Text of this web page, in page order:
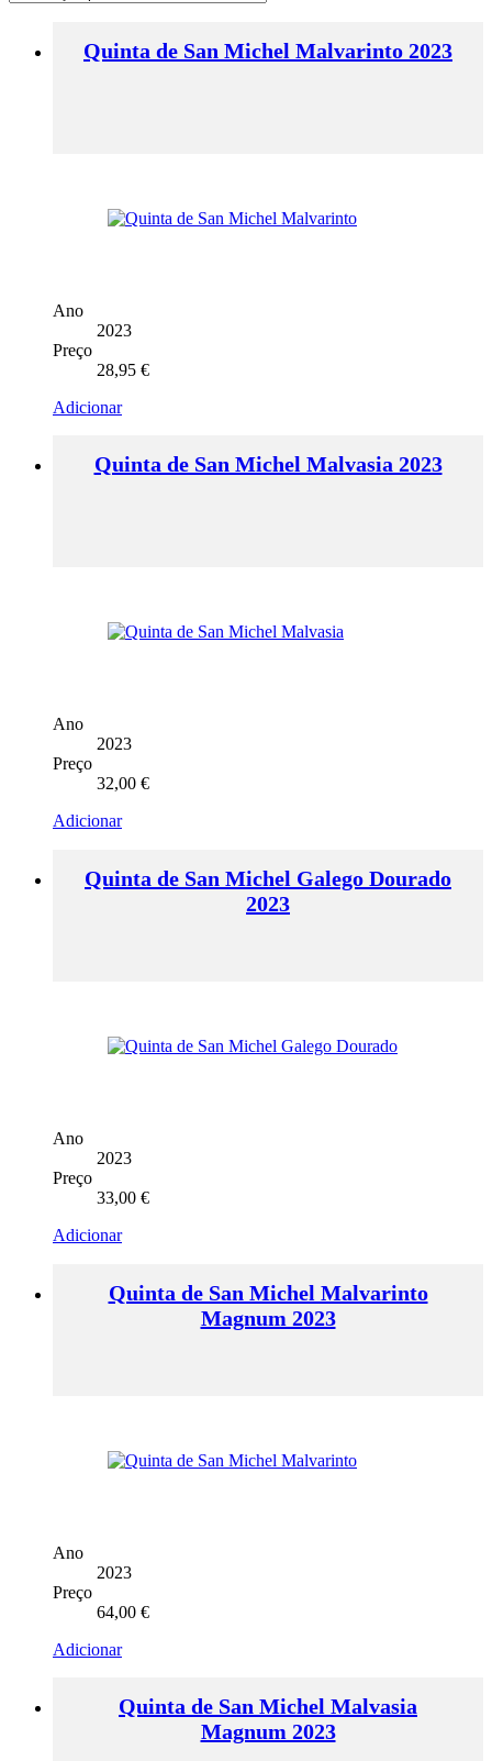
Quinta de San Michel Malvarinto 2023
Ano
2023
Preço
28,95 €
Adicionar
Quinta de San Michel Malvasia 2023
Ano
2023
Preço
32,00 €
Adicionar
Quinta de San Michel Galego Dourado
2023
Ano
2023
Preço
33,00 €
Adicionar
Quinta de San Michel Malvarinto
Magnum 2023
Ano
2023
Preço
64,00 €
Adicionar
Quinta de San Michel Malvasia
Magnum 2023